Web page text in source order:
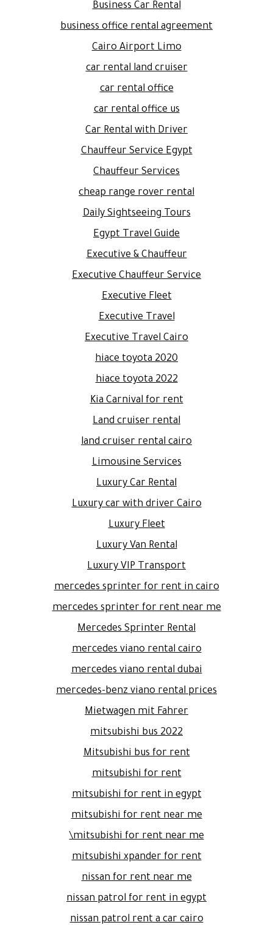
Business Car Rental
business office rental agreement
Cairo Airport Limo
car rental land cruiser
car rental office
car rental office us
Car Rental with Driver
Chauffeur Service Egypt
Chauffeur Services
cheap range rover rental
Daily Sightseeing Tours
Egypt Travel Guide
Executive & Chauffeur
Executive Chauffeur Service
Executive Fleet
Executive Travel
Executive Travel Cairo
hiace toyota 2020
hiace toyota 2022
Kia Carnival for rent
Land cruiser rental
land cruiser rental cairo
Limousine Services
Luxury Car Rental
Luxury car with driver Cairo
Luxury Fleet
Luxury Van Rental
Luxury VIP Transport
mercedes sprinter for rent in cairo
mercedes sprinter for rent near me
Mercedes Sprinter Rental
mercedes viano rental cairo
mercedes viano rental dubai
mercedes-benz viano rental prices
Mietwagen mit Fahrer
mitsubishi bus 2022
Mitsubishi bus for rent
mitsubishi for rent
mitsubishi for rent in egypt
mitsubishi for rent near me
mitsubishi for rent near me\
mitsubishi xpander for rent
nissan for rent near me
nissan patrol for rent in egypt
nissan patrol rent a car cairo